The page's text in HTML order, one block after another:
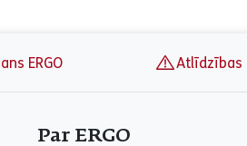
ERGO Atlīdzības
Par ERGO